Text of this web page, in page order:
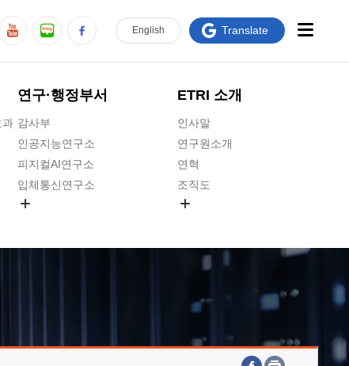
과
연구·행정부서
감사부
인공지능연구소
피지컬AI연구소
입체통신연구소
호남권연구본부
ETRI 소개
인사말
연구원소개
연혁
조직도
연구원 고객헌장
주요업무연락처
English Translate